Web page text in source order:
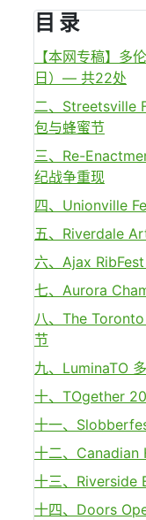
目 录
【本网专稿】
日）— 共22处
二、Streetsville
包与蜂蜜节
三、Re-
纪战争重现
四、Unionville
五、Riverdale
六、Ajax
七、Aurora
八、The
节
九、LuminaTO
十、TOgether
十一、
十二、
十三、Riverside
十四、Doors